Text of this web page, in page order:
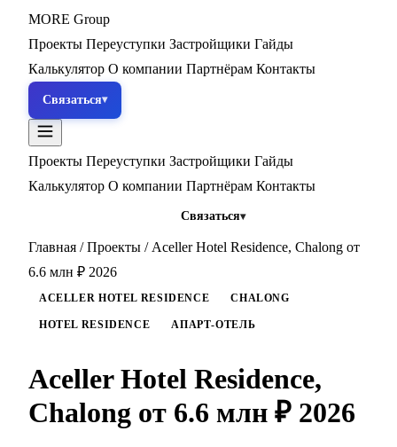
MORE Group
Проекты Переуступки Застройщики Гайды
Калькулятор О компании Партнёрам Контакты
Связаться
Проекты Переуступки Застройщики Гайды
Калькулятор О компании Партнёрам Контакты
Связаться
Главная / Проекты / Aceller Hotel Residence, Chalong от
6.6 млн ₽ 2026
ACELLER HOTEL RESIDENCE CHALONG
HOTEL RESIDENCE АПАРТ-ОТЕЛЬ
Aceller Hotel Residence,
Chalong от 6.6 млн ₽ 2026